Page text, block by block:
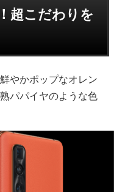
超こだわりを
やかポップなオレン
パパイヤのような色